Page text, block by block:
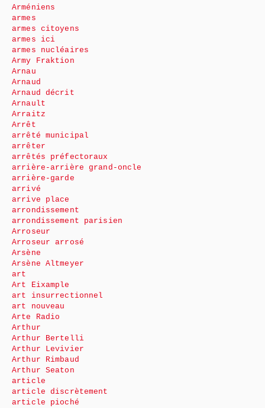
Arméniens
armes
armes citoyens
armes ici
armes nucléaires
Army Fraktion
Arnau
Arnaud
Arnaud décrit
Arnault
Arraitz
Arrêt
arrêté municipal
arrêter
arrêtés préfectoraux
arrière-arrière grand-oncle
arrière-garde
arrivé
arrive place
arrondissement
arrondissement parisien
Arroseur
Arroseur arrosé
Arsène
Arsène Altmeyer
art
Art Eixample
art insurrectionnel
art nouveau
Arte Radio
Arthur
Arthur Bertelli
Arthur Levivier
Arthur Rimbaud
Arthur Seaton
article
article discrètement
article pioché